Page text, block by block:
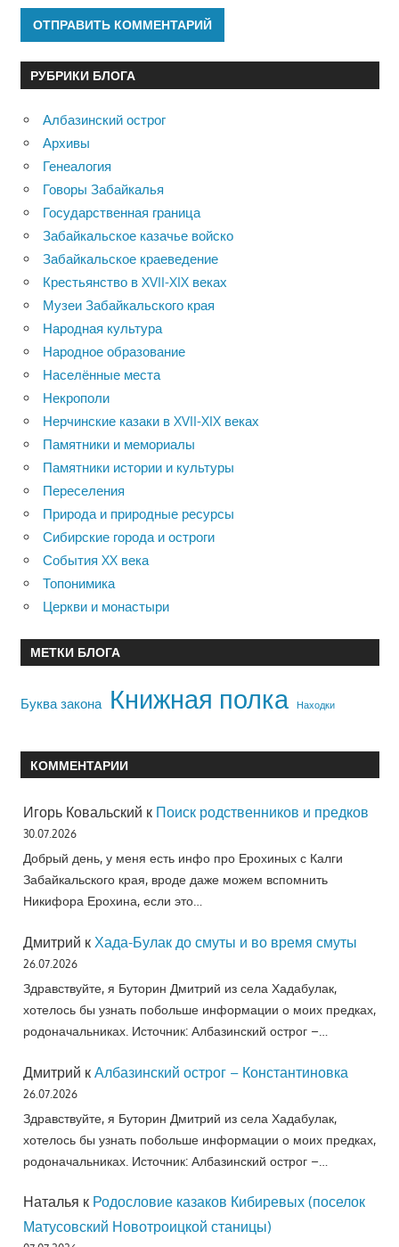
РУБРИКИ БЛОГА
Албазинский острог
Архивы
Генеалогия
Говоры Забайкалья
Государственная граница
Забайкальское казачье войско
Забайкальское краеведение
Крестьянство в XVII-XIX веках
Музеи Забайкальского края
Народная культура
Народное образование
Населённые места
Некрополи
Нерчинские казаки в XVII-XIX веках
Памятники и мемориалы
Памятники истории и культуры
Переселения
Природа и природные ресурсы
Сибирские города и остроги
События XX века
Топонимика
Церкви и монастыри
МЕТКИ БЛОГА
Буква закона Книжная полка Находки
КОММЕНТАРИИ
Игорь Ковальский к Поиск родственников и предков
30.07.2026
Добрый день, у меня есть инфо про Ерохиных с Калги
Забайкальского края, вроде даже можем вспомнить
Никифора Ерохина, если это…
Дмитрий к Хада-Булак до смуты и во время смуты
26.07.2026
Здравствуйте, я Буторин Дмитрий из села Хадабулак,
хотелось бы узнать побольше информации о моих предках,
родоначальниках. Источник: Албазинский острог –…
Дмитрий к Албазинский острог – Константиновка
26.07.2026
Здравствуйте, я Буторин Дмитрий из села Хадабулак,
хотелось бы узнать побольше информации о моих предках,
родоначальниках. Источник: Албазинский острог –…
Наталья к Родословие казаков Кибиревых (поселок
Матусовский Новотроицкой станицы)